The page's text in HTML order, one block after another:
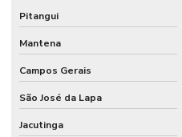
Pitangui
Mantena
Campos Gerais
São José da Lapa
Jacutinga